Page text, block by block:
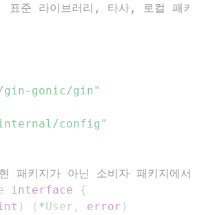
준 라이브러리, 타사, 로컬 패키
gin-gonic/gin"
config"
패키지가 아닌 소비자 패키지에
interface
{
) ( *User , error )